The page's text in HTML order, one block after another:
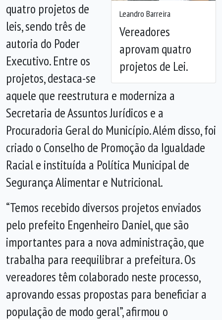
Leandro Barreira
Vereadores
aprovam quatro
projetos de Lei.
Anterior
quatro projetos de
leis, sendo três de
autoria do Poder
Executivo. Entre os
projetos, destaca-se
aquele que reestrutura e moderniza a
Secretaria de Assuntos Jurídicos e a
Procuradoria Geral do Município. Além disso, foi
criado o Conselho de Promoção da Igualdade
Racial e instituída a Política Municipal de
Segurança Alimentar e Nutricional.
“Temos recebido diversos projetos enviados
pelo prefeito Engenheiro Daniel, que são
importantes para a nova administração, que
trabalha para reequilibrar a prefeitura. Os
vereadores têm colaborado neste processo,
aprovando essas propostas para beneficiar a
população de modo geral”, afirmou o